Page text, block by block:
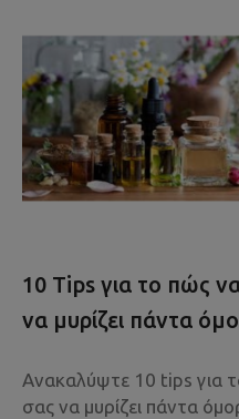
10 Tips για το πώς
να μυρίζει πάντα
Ανακαλύψτε 10 tips για
σας να μυρίζει πάντα